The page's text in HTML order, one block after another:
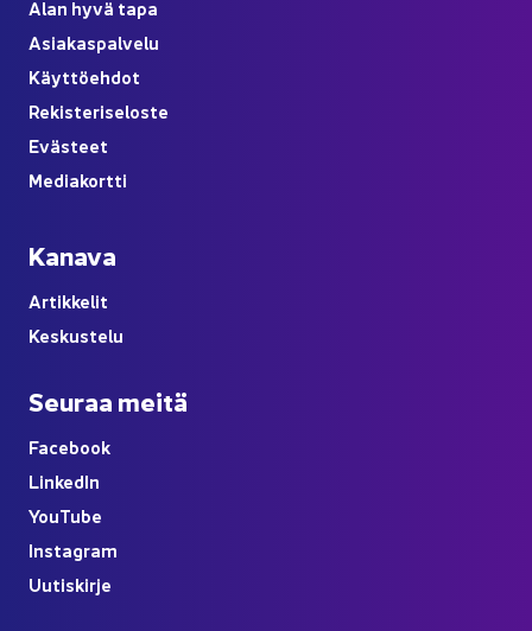
Alan hyvä tapa
Asia­kas­pal­ve­lu
Käyt­tö­eh­dot
Re­kis­te­ri­se­los­te
Eväs­teet
Me­dia­kort­ti
Ka­na­va
Ar­tik­ke­lit
Kes­kus­te­lu
Seu­raa meitä
Face­book
Lin­ke­dIn
YouTube
Ins­ta­gram
Uu­tis­kir­je